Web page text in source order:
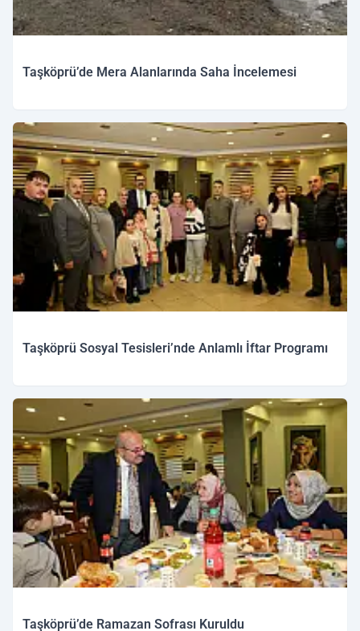
Taşköprü’de Mera Alanlarında Saha İncelemesi
Taşköprü Sosyal Tesisleri’nde Anlamlı İftar Programı
Taşköprü’de Ramazan Sofrası Kuruldu